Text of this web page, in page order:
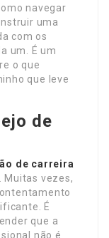
navegar
uma
com os
um. É um
o que
que leve
de
de carreira
Muitas vezes,
É
que a
não é